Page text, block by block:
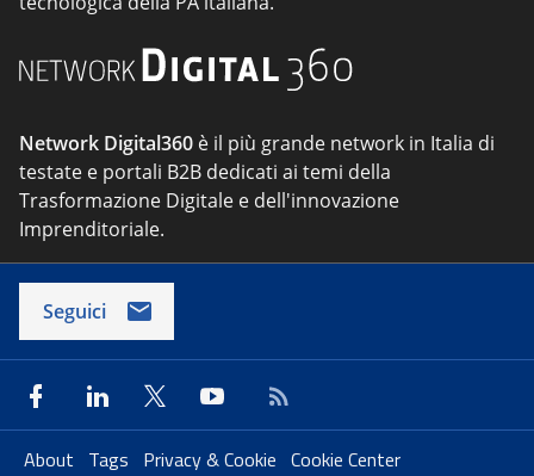
Network Digital360 è il più grande network in Italia di
testate e portali B2B dedicati ai temi della
Trasformazione Digitale e dell'innovazione
Imprenditoriale.
Seguici
About Tags Privacy & Cookie Cookie Center